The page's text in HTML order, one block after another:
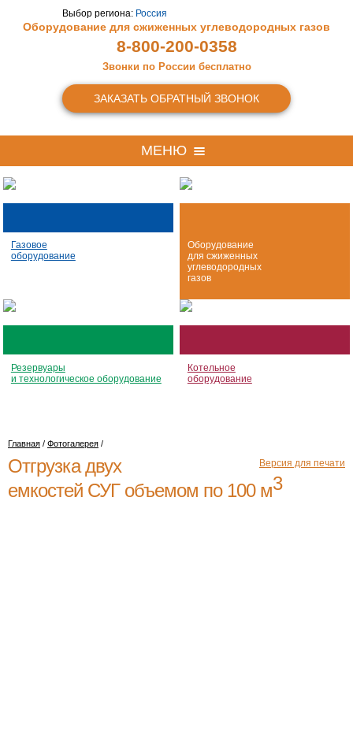
Выбор региона: Россия
Оборудование для сжиженных углеводородных газов
8-800-200-0358
Звонки по России бесплатно
ЗАКАЗАТЬ ОБРАТНЫЙ ЗВОНОК
МЕНЮ
Газовое
оборудование
Оборудование
для сжиженных
углеводородных
газов
Резервуары
и технологическое оборудование
Котельное
оборудование
Главная / Фотогалерея /
Версия для печати
Отгрузка двух
емкостей СУГ объемом по 100 м3